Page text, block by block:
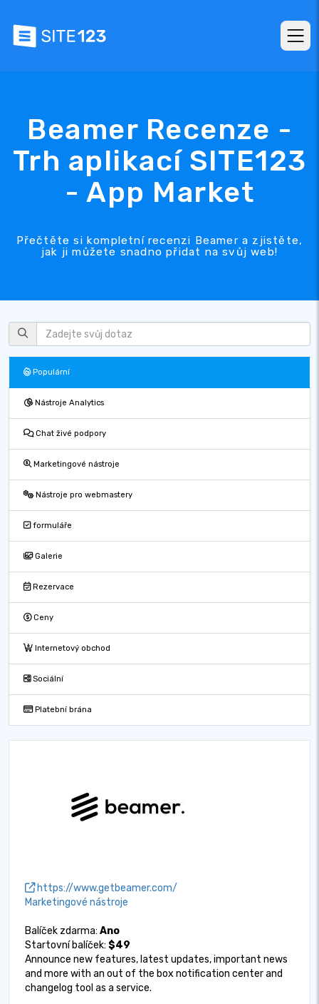
Beamer Recenze -
Trh aplikací SITE123
- App Market
Přečtěte si kompletní recenzi Beamer a zjistěte,
jak ji můžete snadno přidat na svůj web!
Populární
Nástroje Analytics
Chat živé podpory
Marketingové nástroje
Nástroje pro webmastery
formuláře
Galerie
Rezervace
Ceny
Internetový obchod
Sociální
Platební brána
https://www.getbeamer.com/
Marketingové nástroje
Balíček zdarma: Ano
Startovní balíček: $49
Announce new features, latest updates, important news
and more with an out of the box notification center and
changelog tool as a service.